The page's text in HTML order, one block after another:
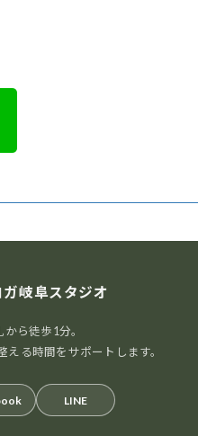
岐阜スタジオ
ら徒歩1分。
る時間をサポートします。
LINE